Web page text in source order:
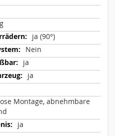
ja (90°)
Nein
ja
ja
Montage, abnehmbare
ja